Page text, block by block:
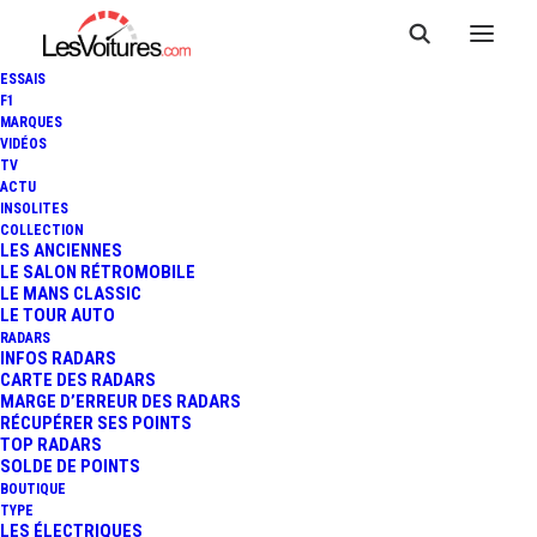
ESSAIS
F1
MARQUES
VIDÉOS
TV
ACTU
INSOLITES
COLLECTION
LES ANCIENNES
LE SALON RÉTROMOBILE
LE MANS CLASSIC
LE TOUR AUTO
RADARS
INFOS RADARS
CARTE DES RADARS
MARGE D’ERREUR DES RADARS
RÉCUPÉRER SES POINTS
TOP RADARS
SOLDE DE POINTS
BOUTIQUE
TYPE
LES ÉLECTRIQUES